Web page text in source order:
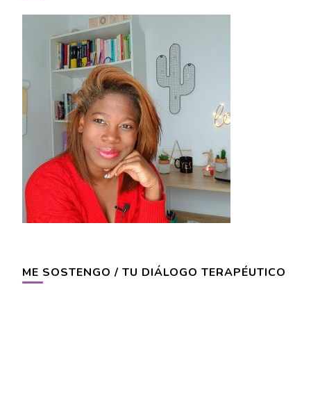
ME SOSTENGO / TU DIÁLOGO TERAPÉUTICO